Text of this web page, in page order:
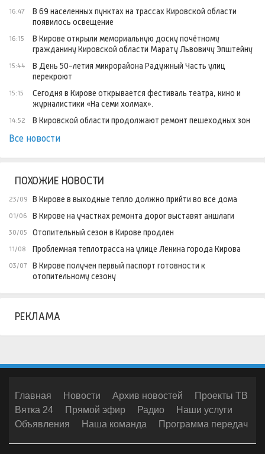
16:47
В 69 населенных пунктах на трассах Кировской области
появилось освещение
16:15
В Кирове открыли мемориальную доску почётному
гражданину Кировской области Марату Львовичу Эпштейну
15:44
В День 50-летия микрорайона Радужный Часть улиц
перекроют
15:15
Сегодня в Кирове открывается фестиваль театра, кино и
журналистики «На семи холмах».
14:52 В Кировской области продолжают ремонт пешеходных зон
Все новости
ПОХОЖИЕ НОВОСТИ
23/09 В Кирове в выходные тепло должно прийти во все дома
01/06 В Кирове на участках ремонта дорог выставят аншлаги
30/05 Отопительный сезон в Кирове продлен
11/08 Проблемная теплотрасса на улице Ленина города Кирова
03/07
В Кирове получен первый паспорт готовности к
отопительному сезону
РЕКЛАМА
Главная Новости Архив новостей
Проекты ТВ
Вятка 24
Прямой эфир Радио
Наши услуги
Объявления
Наша команда Программа передач